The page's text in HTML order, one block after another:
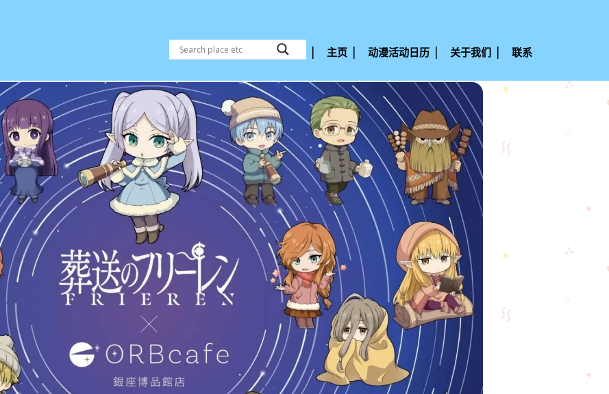
主页 动漫活动日历 关于我们 联系